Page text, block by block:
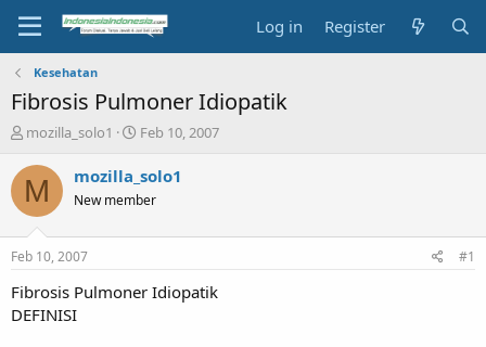
Log in Register
Kesehatan
Fibrosis Pulmoner Idiopatik
T
r
e
a
s
t
a
r
t
mozilla_solo1
S
a
r
t
e
Feb 10, 2007
M mozilla_solo1
New member
Feb 10, 2007 #1
Fibrosis Pulmoner Idiopatik
DEFINISI